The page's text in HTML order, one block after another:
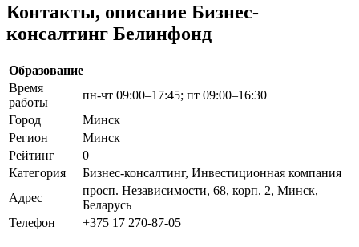
Контакты, описание Бизнес-
консалтинг Белинфонд
Образование
Время
работы
пн-чт 09:00–17:45; пт 09:00–16:30
Город
Минск
Регион
Минск
Рейтинг
0
Категория
Бизнес-консалтинг, Инвестиционная компания
Адрес
просп. Независимости, 68, корп. 2, Минск,
Беларусь
Телефон
+375 17 270-87-05